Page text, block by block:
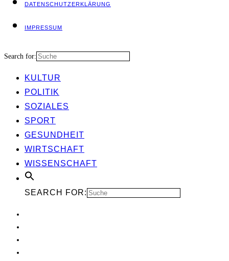
DATEN­SCHUTZ­ER­KLÄ­RUNG
IMPRES­SUM
Search for:
KUL­TUR
POLI­TIK
SOZIA­LES
SPORT
GESUND­HEIT
WIRT­SCHAFT
WIS­SEN­SCHAFT
SEARCH FOR: